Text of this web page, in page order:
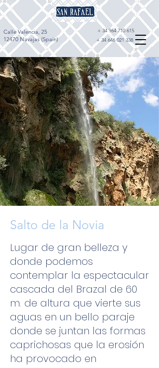
+34 646 021 338
Calle Valencia, 25
12470 Navajas (Spain)
+ 34 964 710 615
Salto de la Novia
Lugar de gran belleza y
donde podemos
contemplar la espectacular
cascada del Brazal de 60
m. de altura que vierte sus
aguas en un bello paraje
donde se juntan las formas
caprichosas que la erosión
ha provocado en